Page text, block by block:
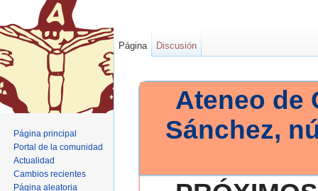
Ateneo de
Sánchez,
Página Discusión
Página principal
Portal de la comunidad
Actualidad
Cambios recientes
Página aleatoria